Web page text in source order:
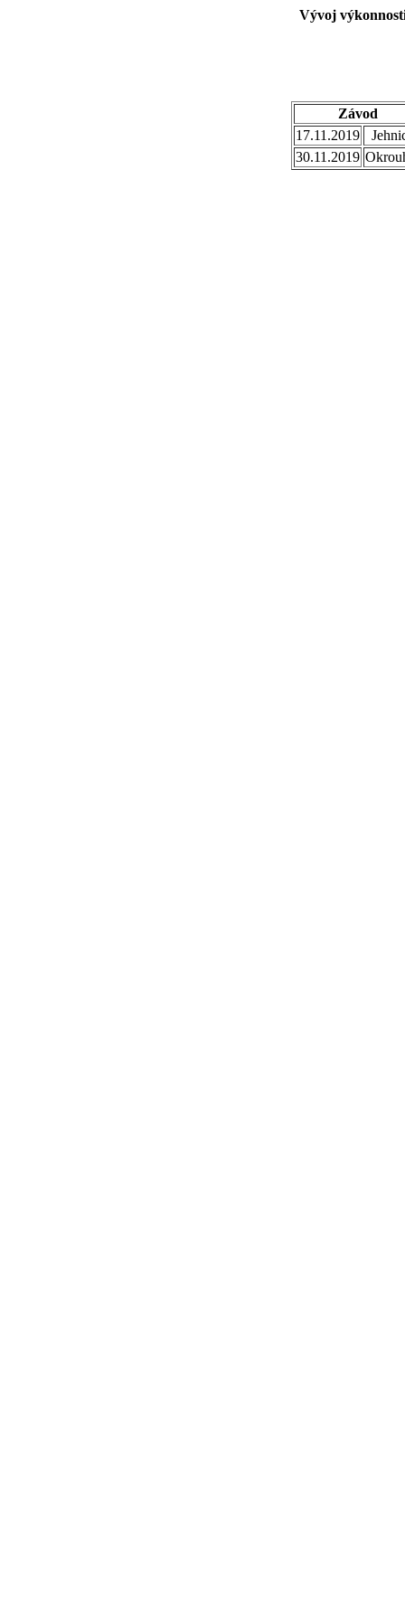
Vývoj
Závod
17.11.2019
30.11.2019